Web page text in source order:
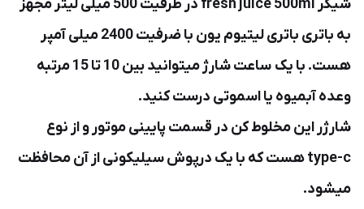
شیکر fresh juice 500ml در ظرفیت 500 میلی لیتر مجهز
به باتری باتری لیتیوم یون با ضرفیت 2400 میلی آمپر
هست. با یک ساعت شارژ میتوانید بین 10 تا 15 مرتبه
وعده آبمیوه یا اسموتی درست کنید.
شارژر این مخلوط کن در قسمت پایینی موتور و از نوع
type-c هست که با یک درپوش سیلیکونی از آن محافظت
میشود.